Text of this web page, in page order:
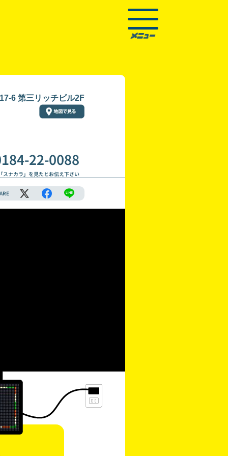
6 第三リッチビル2F
22-0088
スナカラ」を見たとお伝え下さい